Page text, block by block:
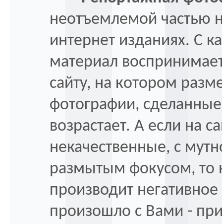
неотъемлемой частью
интернет изданиях. С
материал
сайту, на котором
фотографии,
возрастает. А если на
некачественные, с
размытым фокусом, то
производит
произошло с Вами -